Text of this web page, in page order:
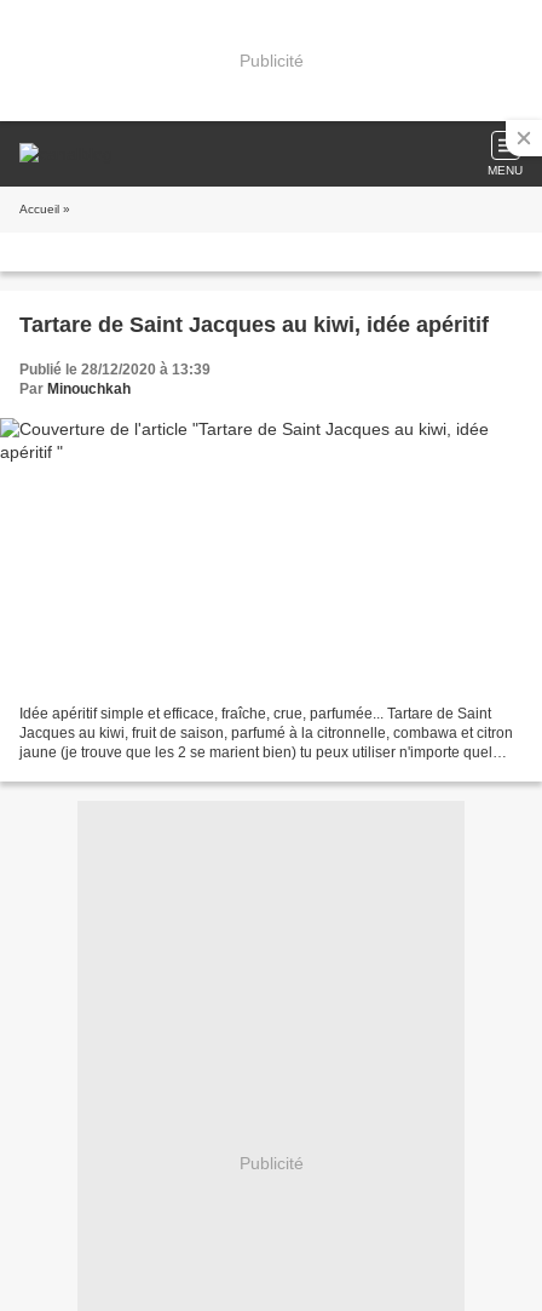
Publicité
MENU
Accueil »
Tartare de Saint Jacques au kiwi, idée apéritif
Publié le 28/12/2020 à 13:39
Par Minouchkah
Idée apéritif simple et efficace, fraîche, crue, parfumée... Tartare de Saint
Jacques au kiwi, fruit de saison, parfumé à la citronnelle, combawa et citron
jaune (je trouve que les 2 se marient bien) tu peux utiliser n'importe quel
Publicité